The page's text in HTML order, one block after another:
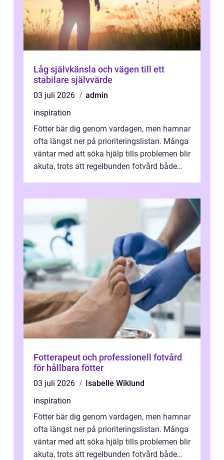
Låg självkänsla och vägen till ett
stabilare självvärde
03 juli 2026
admin
inspiration
Fötter bär dig genom vardagen, men hamnar
ofta längst ner på prioriteringslistan. Många
väntar med att söka hjälp tills problemen blir
akuta, trots att regelbunden fotvård både
Fotterapeut och professionell fotvård
för hållbara fötter
03 juli 2026
Isabelle Wiklund
inspiration
Fötter bär dig genom vardagen, men hamnar
ofta längst ner på prioriteringslistan. Många
väntar med att söka hjälp tills problemen blir
akuta, trots att regelbunden fotvård både